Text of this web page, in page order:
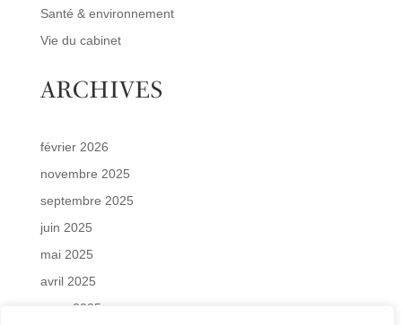
Santé & environnement
Vie du cabinet
ARCHIVES
février 2026
novembre 2025
septembre 2025
juin 2025
mai 2025
avril 2025
mars 2025